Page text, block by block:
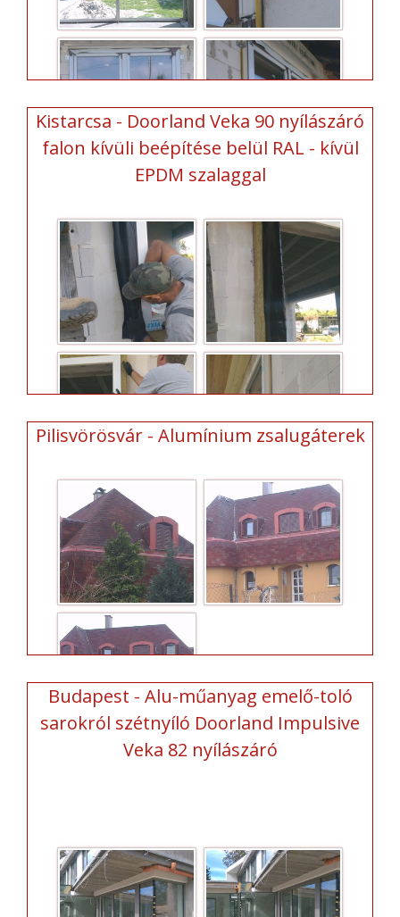
Kistarcsa - Doorland Veka 90 nyílászáró
falon kívüli beépítése belül RAL - kívül
EPDM szalaggal
Pilisvörösvár - Alumínium zsalugáterek
Budapest - Alu-műanyag emelő-toló
sarokról szétnyíló Doorland Impulsive
Veka 82 nyílászáró